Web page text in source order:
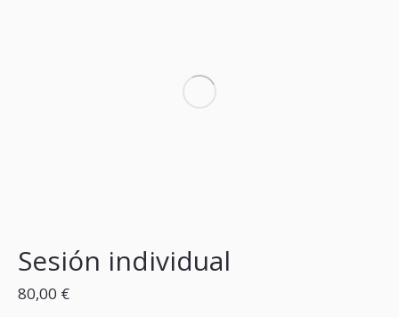
Sesión individual
80,00 €